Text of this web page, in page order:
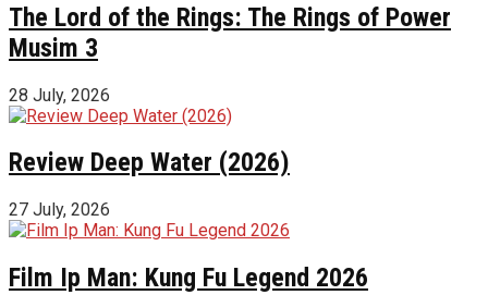
The Lord of the Rings: The Rings of Power
Musim 3
28 July, 2026
Review Deep Water (2026)
27 July, 2026
Film Ip Man: Kung Fu Legend 2026